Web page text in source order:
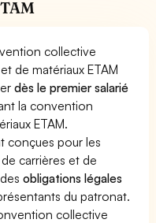
collective
de matériaux ETAM
dès le premier salarié
la convention
ETAM.
conçues pour les
carrières et de
desobligations légales
du patronat.
collective